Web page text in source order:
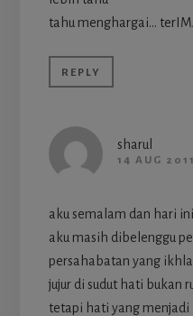
tahu menghargai…
REPLY
sharul
14 AUG
aku semalam dan hari
aku masih dibelenggu
persahabatan yang
jujur di sudut hati bukan
tetapi hati yang menjadi